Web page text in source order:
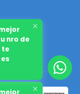
nro de
te